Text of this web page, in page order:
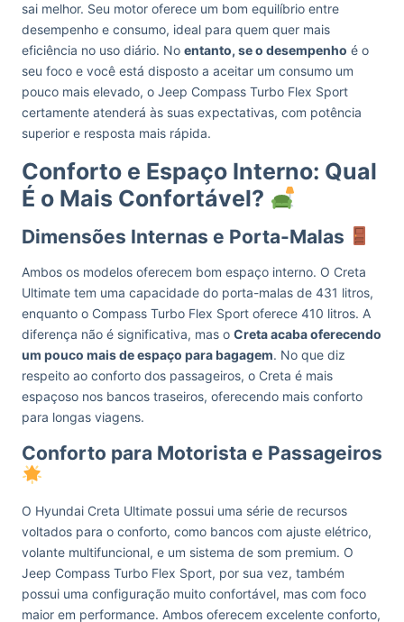
sai melhor. Seu motor oferece um bom equilíbrio entre
desempenho e consumo, ideal para quem quer mais
eficiência no uso diário. No entanto, se o desempenho é o
seu foco e você está disposto a aceitar um consumo um
pouco mais elevado, o Jeep Compass Turbo Flex Sport
certamente atenderá às suas expectativas, com potência
superior e resposta mais rápida.
Conforto e Espaço Interno: Qual
É o Mais Confortável?
Dimensões Internas e Porta-Malas
Ambos os modelos oferecem bom espaço interno. O Creta
Ultimate tem uma capacidade do porta-malas de 431 litros,
enquanto o Compass Turbo Flex Sport oferece 410 litros. A
diferença não é significativa, mas o Creta acaba oferecendo
um pouco mais de espaço para bagagem. No que diz
respeito ao conforto dos passageiros, o Creta é mais
espaçoso nos bancos traseiros, oferecendo mais conforto
para longas viagens.
Conforto para Motorista e Passageiros
O Hyundai Creta Ultimate possui uma série de recursos
voltados para o conforto, como bancos com ajuste elétrico,
volante multifuncional, e um sistema de som premium. O
Jeep Compass Turbo Flex Sport, por sua vez, também
possui uma configuração muito confortável, mas com foco
maior em performance. Ambos oferecem excelente conforto,